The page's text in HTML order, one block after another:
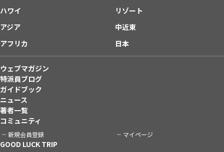
ハワイ
リゾート
アジア
中近東
アフリカ
日本
ウェブマガジン
特派員ブログ
ガイドブック
ニュース
著者一覧
コミュニティ
新規会員登録 マイページ
GOOD LUCK TRIP